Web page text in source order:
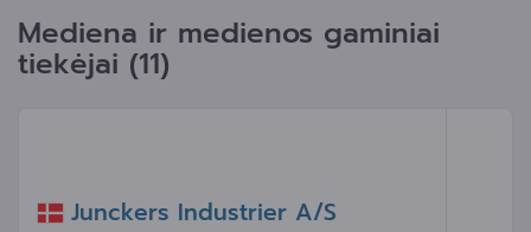
Mediena ir medienos gaminiai
tiekėjai (11)
Junckers Industrier A/S